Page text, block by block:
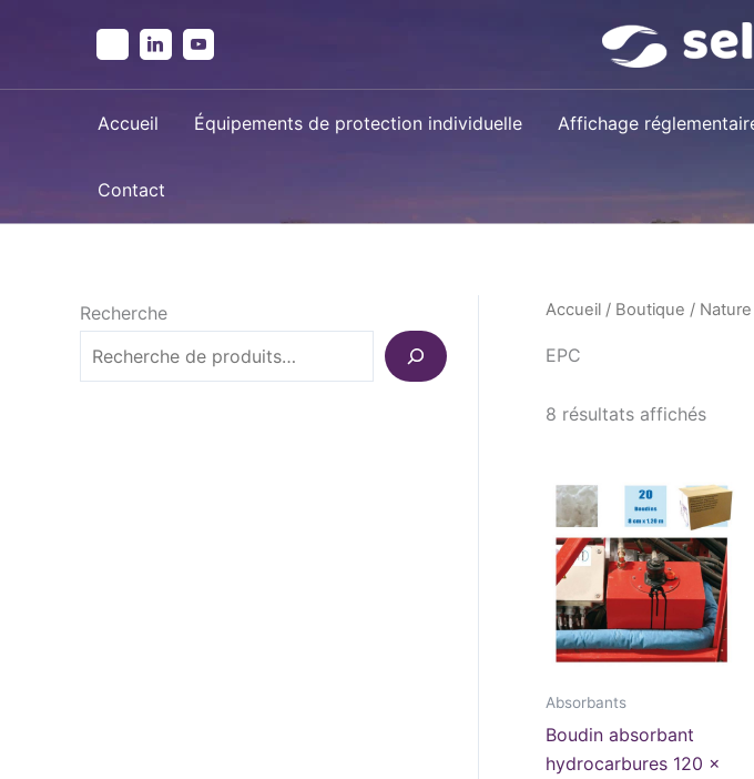
Accueil Équipements de protection individuelle Affichage
Contact
Recherche Accueil / Boutique /
EPC
8 résultats affichés
Absorbants
Boudin absorbant
hydrocarbures 120 x